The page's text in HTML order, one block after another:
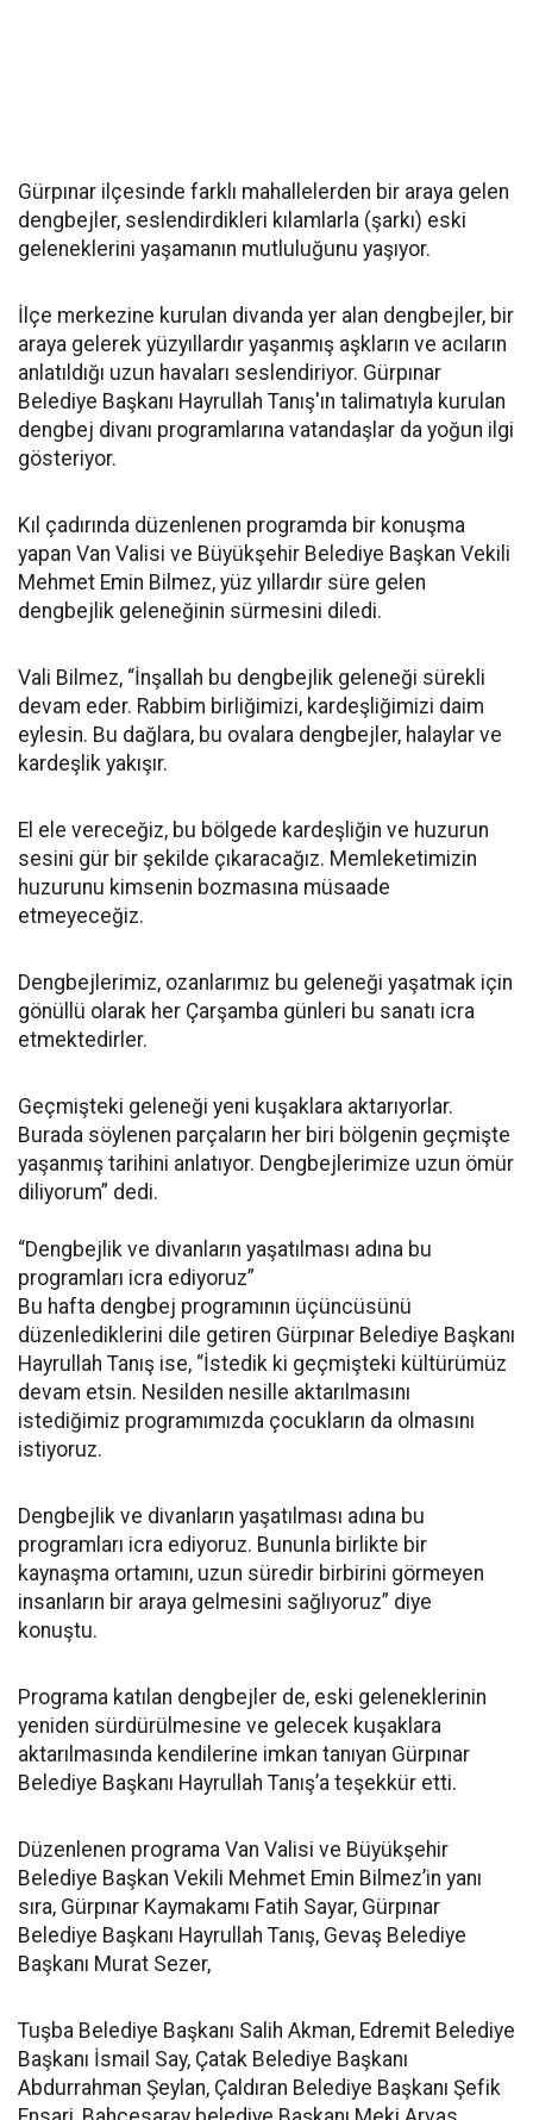
Gürpınar ilçesinde farklı mahallelerden bir araya gelen
dengbejler, seslendirdikleri kılamlarla (şarkı) eski
geleneklerini yaşamanın mutluluğunu yaşıyor.
İlçe merkezine kurulan divanda yer alan dengbejler, bir
araya gelerek yüzyıllardır yaşanmış aşkların ve acıların
anlatıldığı uzun havaları seslendiriyor. Gürpınar
Belediye Başkanı Hayrullah Tanış'ın talimatıyla kurulan
dengbej divanı programlarına vatandaşlar da yoğun ilgi
gösteriyor.
Kıl çadırında düzenlenen programda bir konuşma
yapan Van Valisi ve Büyükşehir Belediye Başkan Vekili
Mehmet Emin Bilmez, yüz yıllardır süre gelen
dengbejlik geleneğinin sürmesini diledi.
Vali Bilmez, “İnşallah bu dengbejlik geleneği sürekli
devam eder. Rabbim birliğimizi, kardeşliğimizi daim
eylesin. Bu dağlara, bu ovalara dengbejler, halaylar ve
kardeşlik yakışır.
El ele vereceğiz, bu bölgede kardeşliğin ve huzurun
sesini gür bir şekilde çıkaracağız. Memleketimizin
huzurunu kimsenin bozmasına müsaade
etmeyeceğiz.
Dengbejlerimiz, ozanlarımız bu geleneği yaşatmak için
gönüllü olarak her Çarşamba günleri bu sanatı icra
etmektedirler.
Geçmişteki geleneği yeni kuşaklara aktarıyorlar.
Burada söylenen parçaların her biri bölgenin geçmişte
yaşanmış tarihini anlatıyor. Dengbejlerimize uzun ömür
diliyorum” dedi.
“Dengbejlik ve divanların yaşatılması adına bu
programları icra ediyoruz”
Bu hafta dengbej programının üçüncüsünü
düzenlediklerini dile getiren Gürpınar Belediye Başkanı
Hayrullah Tanış ise, “İstedik ki geçmişteki kültürümüz
devam etsin. Nesilden nesille aktarılmasını
istediğimiz programımızda çocukların da olmasını
istiyoruz.
Dengbejlik ve divanların yaşatılması adına bu
programları icra ediyoruz. Bununla birlikte bir
kaynaşma ortamını, uzun süredir birbirini görmeyen
insanların bir araya gelmesini sağlıyoruz” diye
konuştu.
Programa katılan dengbejler de, eski geleneklerinin
yeniden sürdürülmesine ve gelecek kuşaklara
aktarılmasında kendilerine imkan tanıyan Gürpınar
Belediye Başkanı Hayrullah Tanış’a teşekkür etti.
Düzenlenen programa Van Valisi ve Büyükşehir
Belediye Başkan Vekili Mehmet Emin Bilmez’in yanı
sıra, Gürpınar Kaymakamı Fatih Sayar, Gürpınar
Belediye Başkanı Hayrullah Tanış, Gevaş Belediye
Başkanı Murat Sezer,
Tuşba Belediye Başkanı Salih Akman, Edremit Belediye
Başkanı İsmail Say, Çatak Belediye Başkanı
Abdurrahman Şeylan, Çaldıran Belediye Başkanı Şefik